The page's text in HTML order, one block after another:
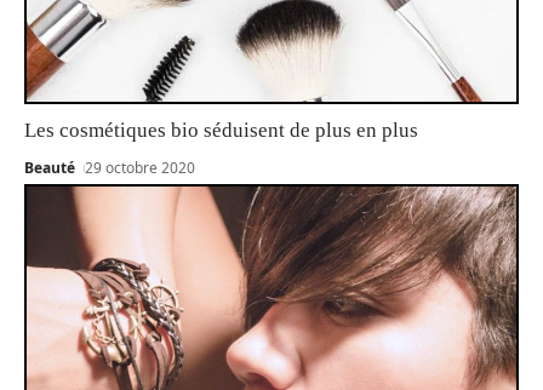
Les cosmétiques bio séduisent de plus en plus
Beauté 29 octobre 2020